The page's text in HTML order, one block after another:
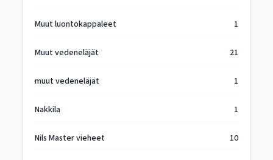
Muut luontokappaleet 1
Muut vedeneläjät 21
muut vedeneläjät 1
Nakkila 1
Nils Master vieheet 10